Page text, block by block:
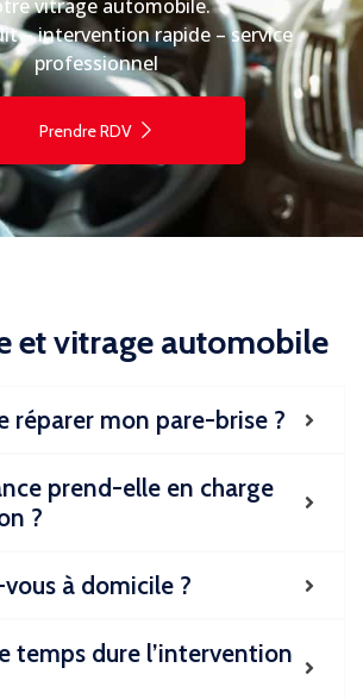
vitrage automobile.
– intervention rapide – service
professionnel
Prendre RDV
et vitrage automobile
réparer mon pare-brise ?
prend-elle en charge
?
à domicile ?
temps dure l’intervention